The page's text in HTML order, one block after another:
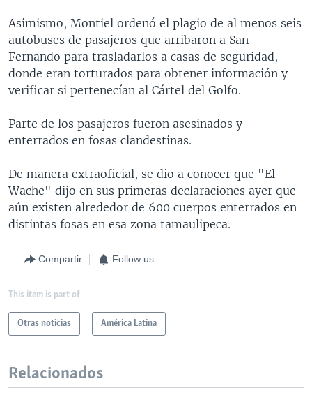
Asimismo, Montiel ordenó el plagio de al menos seis
autobuses de pasajeros que arribaron a San
Fernando para trasladarlos a casas de seguridad,
donde eran torturados para obtener información y
verificar si pertenecían al Cártel del Golfo.
Parte de los pasajeros fueron asesinados y
enterrados en fosas clandestinas.
De manera extraoficial, se dio a conocer que "El
Wache" dijo en sus primeras declaraciones ayer que
aún existen alrededor de 600 cuerpos enterrados en
distintas fosas en esa zona tamaulipeca.
Compartir Follow us
This item is part of
Otras noticias América Latina
Relacionados